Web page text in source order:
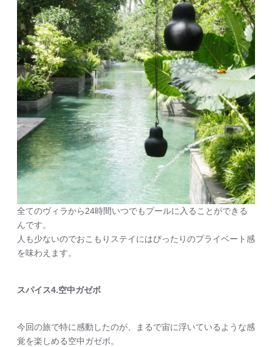
全てのヴィラから24時間いつでもプールに入ることができる
んです。
人も少ないのでおこもりステイにはぴったりのプライベート感
を味わえます。
スパイス4.空中ガゼボ
今回の旅で特に感動したのが、まるで宙に浮いているような感
覚を楽しめる空中ガゼボ。